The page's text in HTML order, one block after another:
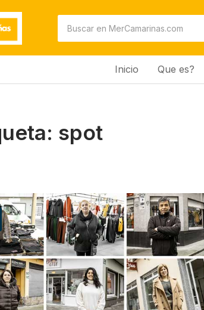
Inicio Que es?
spot